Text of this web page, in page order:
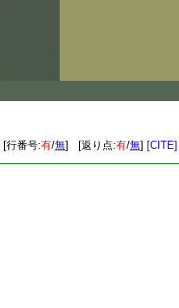
[行番号:有/無] [返り点:有/無] [CITE]